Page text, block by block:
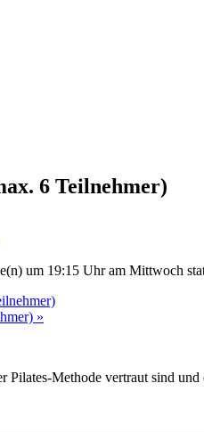
6 Teilnehmer)
um 19:15 Uhr am Mittwoch
»
Pilates-Methode vertraut sind